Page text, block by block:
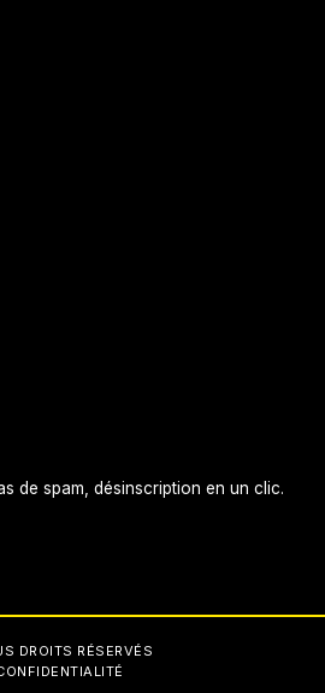
de spam, désinscription en un clic.
DROITS RÉSERVÉS